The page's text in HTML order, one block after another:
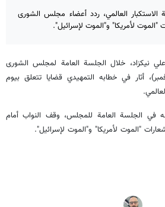
الاستكبار العالمي، ردد أعضاء مجلس الشورى
"الموت لأمريكا" و"الموت لإسرائيل".
نيكزاد، خلال الجلسة العامة لمجلس الشورى
اليوم (الثلاثاء 4 نوفمبر)، أثار في خطابه التمهيدي قضايا تتعلق بيوم
في الجلسة العامة للمجلس، وقف النواب أمام
"الموت لأمريكا" و"الموت لإسرائيل".